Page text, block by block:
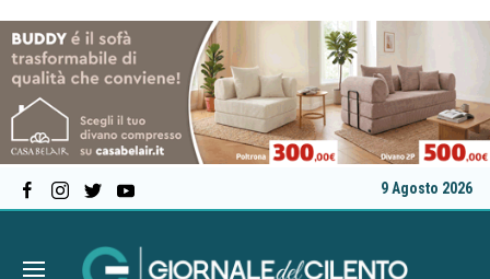
9 Agosto 2026